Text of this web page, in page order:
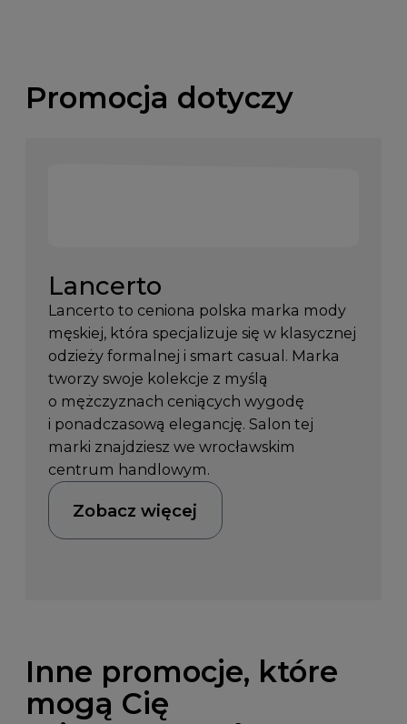
Promocja dotyczy
Lancerto
Lancerto to ceniona polska marka mody
męskiej, która specjalizuje się w klasycznej
odzieży formalnej i smart casual. Marka
tworzy swoje kolekcje z myślą
o mężczyznach ceniących wygodę
i ponadczasową elegancję. Salon tej
marki znajdziesz we wrocławskim
centrum handlowym.
Zobacz więcej
Inne promocje, które
mogą Cię